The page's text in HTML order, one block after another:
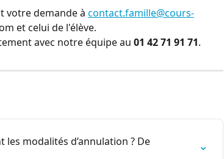
votre demande à contact.famille@cours-
et celui de l'élève.
avec notre équipe au 01 42 71 91 71.
les modalités d’annulation ? De